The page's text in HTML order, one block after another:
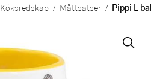
Köksredskap Måttsatser Pippi L